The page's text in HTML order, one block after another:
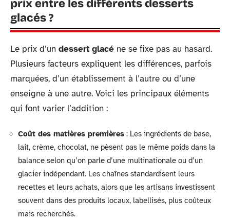
prix entre les différents desserts
glacés ?
Le prix d’un dessert glacé ne se fixe pas au hasard.
Plusieurs facteurs expliquent les différences, parfois
marquées, d’un établissement à l’autre ou d’une
enseigne à une autre. Voici les principaux éléments
qui font varier l’addition :
Coût des matières premières : Les ingrédients de base,
lait, crème, chocolat, ne pèsent pas le même poids dans la
balance selon qu’on parle d’une multinationale ou d’un
glacier indépendant. Les chaînes standardisent leurs
recettes et leurs achats, alors que les artisans investissent
souvent dans des produits locaux, labellisés, plus coûteux
mais recherchés.